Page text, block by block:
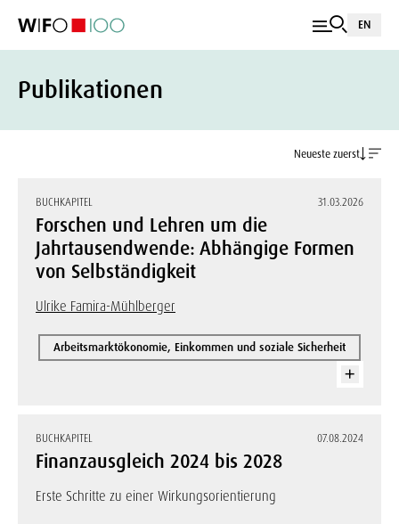
EN
Publikationen
Neueste zuerst
BUCHKAPITEL 31.03.2026
Forschen und Lehren um die
Jahrtausendwende: Abhängige Formen
von Selbständigkeit
Ulrike Famira-Mühlberger
Arbeitsmarktökonomie, Einkommen und soziale Sicherheit
BUCHKAPITEL 07.08.2024
Finanzausgleich 2024 bis 2028
Erste Schritte zu einer Wirkungsorientierung